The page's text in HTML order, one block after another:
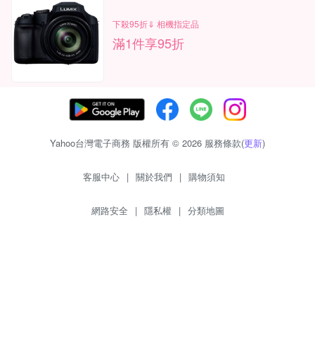
下殺95折⇓ 相機指定品
滿1件享95折
Yahoo台灣電子商務 版權所有 © 2026 服務條款(更新)
客服中心 | 關於我們 | 購物須知
網路安全 | 隱私權 | 分類地圖